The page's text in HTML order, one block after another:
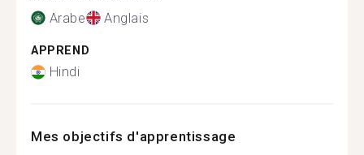
Arabe Anglais
APPREND
Hindi
Mes objectifs d'apprentissage